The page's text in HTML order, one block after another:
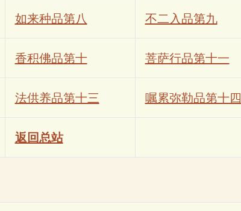
如来种品第八 不二入品第九
香积佛品第十 菩萨行品第十一
法供养品第十三 嘱累弥勒品第十四
返回总站